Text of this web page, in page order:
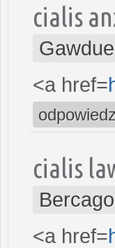
cialis
<a href=
cialis
<a href=